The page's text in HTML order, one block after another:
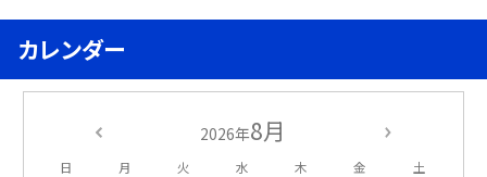
カレンダー
2026年8月
日 月 火 水 木 金 土